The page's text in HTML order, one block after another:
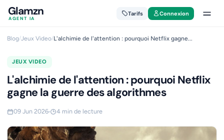
Glamzn
AGENT IA
Tarifs Connexion
Blog/Jeux Video/L'alchimie de l'attention : pourquoi Netflix gagne...
JEUX VIDEO
L'alchimie de l'attention : pourquoi Netflix
gagne la guerre des algorithmes
09 Jun 2026 4 min de lecture